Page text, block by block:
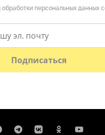
обработки персональных данных
Подписаться